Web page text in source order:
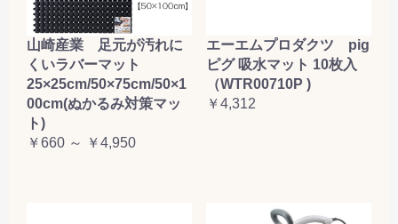
山崎産業 足元が汚れに
くいラバーマット
25×25cm/50×75cm/50×1
00cm(ぬかるみ対策マッ
ト)
￥660 ～ ￥4,950
エーエムプロダクツ pig
ピグ 吸水マット 10枚入
（WTR00710P )
￥4,312